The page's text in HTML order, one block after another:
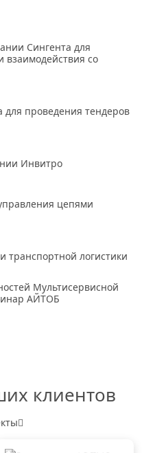
Сингента для
взаимодействия со
проведения тендеров
Инвитро
цепями
транспортной логистики
Мультисервисной
АЙТОБ
клиентов